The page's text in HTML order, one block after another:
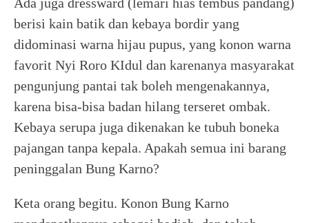
berisi kain batik dan kebaya bordir yang
didominasi warna hijau pupus, yang konon warna
favorit Nyi Roro KIdul dan karenanya masyarakat
pengunjung pantai tak boleh mengenakannya,
karena bisa-bisa badan hilang terseret ombak.
Kebaya serupa juga dikenakan ke tubuh boneka
pajangan tanpa kepala. Apakah semua ini barang
peninggalan Bung Karno?
Keta orang begitu. Konon Bung Karno